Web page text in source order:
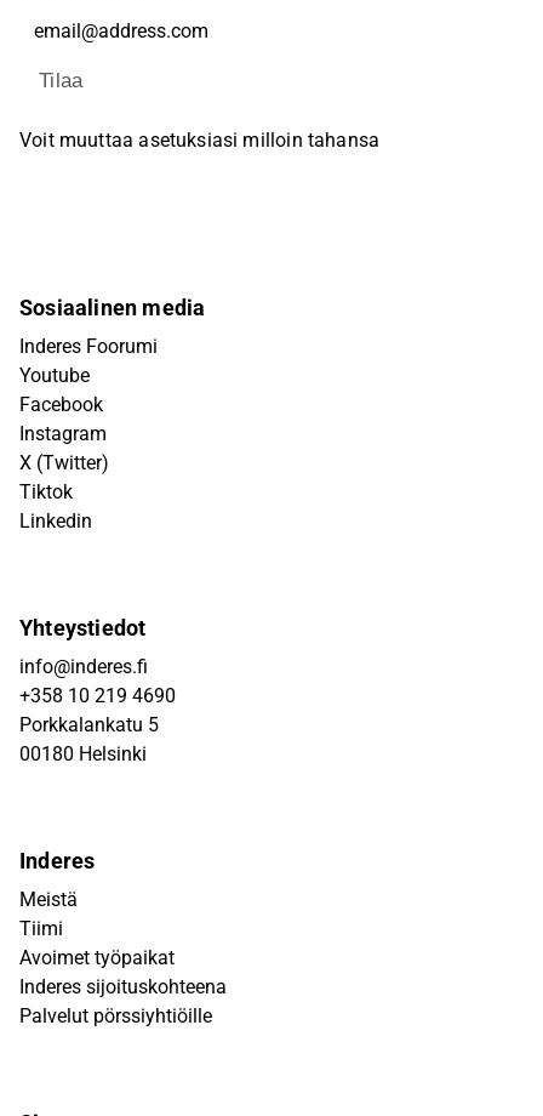
Tilaa
Voit muuttaa asetuksiasi milloin tahansa
Sosiaalinen media
Inderes Foorumi
Youtube
Facebook
Instagram
X (Twitter)
Tiktok
Linkedin
Yhteystiedot
info@inderes.fi
+358 10 219 4690
Porkkalankatu 5
00180 Helsinki
Inderes
Meistä
Tiimi
Avoimet työpaikat
Inderes sijoituskohteena
Palvelut pörssiyhtiöille